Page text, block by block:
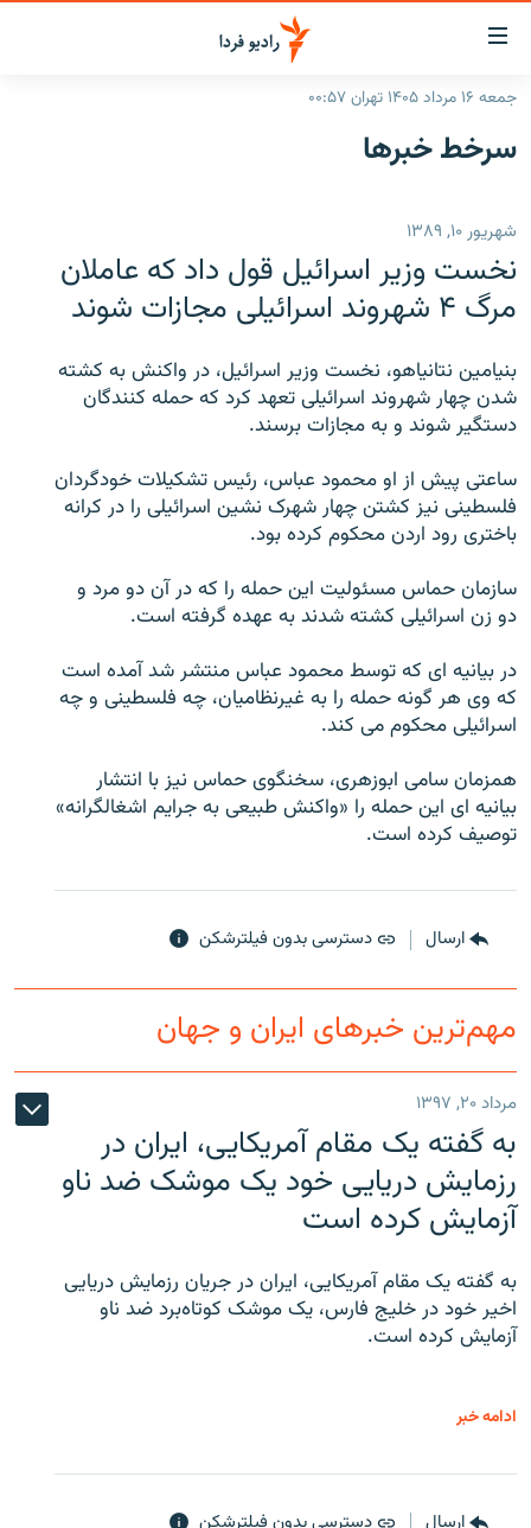
لینک‌های
قابلیت
دسترسی
بازگشت
اصلی
رفتن
صفحه
ایران
رادیو
انتخاب کنید و بشنوید
فرکانس‌ها
پادکست
گزارش‌های تصویری
گزارش‌های ویدئویی
زنان فردا
English
به ما بپیوندید
زبان‌های دیگر
جمعه ۱۶ مرداد ۱۴۰۵ تهران ۰۰:۵۷
سرخط‌ خبرها
شهریور ۱۰, ۱۳۸۹
نخست وزير اسرائيل قول داد که عاملان
مرگ ۴ شهروند اسرائيلی مجازات شوند
بنيامين نتانياهو، نخست وزير اسرائيل، در واکنش به کشته
شدن چهار شهروند اسرائيلی تعهد کرد که حمله کنندگان
دستگير شوند و به مجازات برسند.
ساعتی پيش از او محمود عباس، رئيس تشکيلات خودگردان
فلسطينی نيز کشتن چهار شهرک نشين اسرائيلی را در کرانه
باختری رود اردن محکوم کرده بود.
سازمان حماس مسئوليت اين حمله را که در آن دو مرد و
دو زن اسرائيلی کشته شدند به عهده گرفته است.
در بيانيه ای که توسط محمود عباس منتشر شد آمده است
که وی هر گونه حمله را به غيرنظاميان، چه فلسطينی و چه
اسرائيلی محکوم می کند.
همزمان سامی ابوزهری، سخنگوی حماس نيز با انتشار
بيانيه ای اين حمله را «واکنش طبيعی به جرايم اشغالگرانه»
توصيف کرده است.
ارسال دسترسی بدون فیلترشکن
مهم‌ترین خبرهای ایران و جهان
مرداد ۲۰, ۱۳۹۷
به گفته یک مقام آمریکایی، ایران در
رزمایش دریایی خود یک موشک ضد ناو
آزمایش کرده است
به گفته یک مقام آمریکایی، ایران در جریان رزمایش دریایی
اخیر خود در خلیج فارس، یک موشک کوتاه‌برد ضد ناو
آزمایش کرده است.
ادامه خبر
ارسال دسترسی بدون فیلترشکن